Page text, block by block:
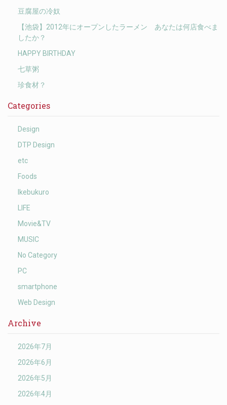
豆腐屋の冷奴
【池袋】2012年にオープンしたラーメン あなたは何店食べま
したか？
HAPPY BIRTHDAY
七草粥
珍食材？
Categories
Design
DTP Design
etc
Foods
Ikebukuro
LIFE
Movie&TV
MUSIC
No Category
PC
smartphone
Web Design
Archive
2026年7月
2026年6月
2026年5月
2026年4月